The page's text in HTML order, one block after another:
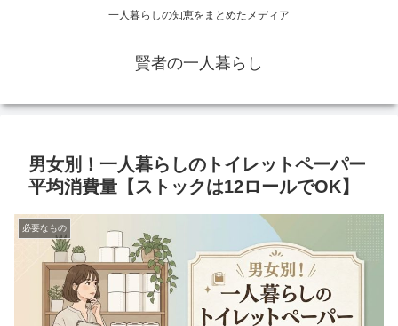
一人暮らしの知恵をまとめたメディア
賢者の一人暮らし
男女別！一人暮らしのトイレットペーパー
平均消費量【ストックは12ロールでOK】
必要なもの